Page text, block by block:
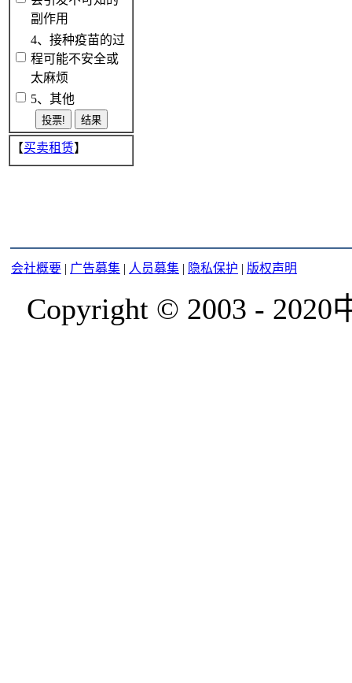
副作用
4、接种疫苗的过
程可能不安全或
太麻烦
5、其他
【买卖租赁】
会社概要 | 广告募集 | 人员募集 | 隐私保护 | 版权声明
Copyright © 2003 -